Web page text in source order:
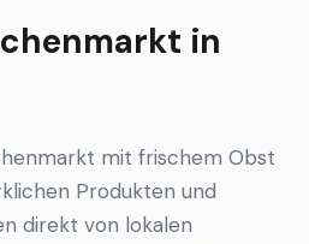
in
mit frischem Obst
Produkten und
direkt von lokalen